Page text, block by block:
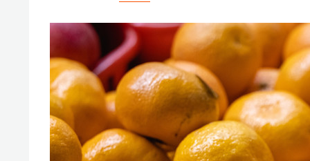
Рекомендуем
Как ГК «МИР ГРУПП» и ВТБ
создают оазис жилого
комфорта под Казанью
150
ID